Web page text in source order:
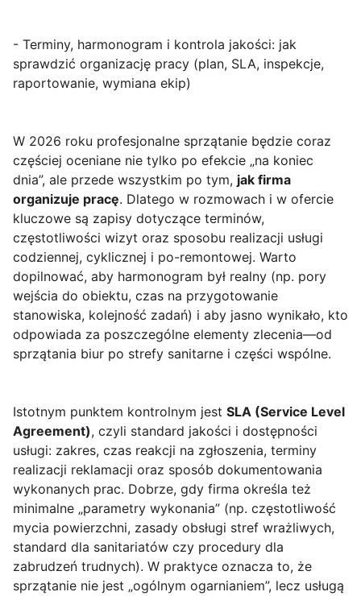
- Terminy, harmonogram i kontrola jakości: jak
sprawdzić organizację pracy (plan, SLA, inspekcje,
raportowanie, wymiana ekip)
W 2026 roku profesjonalne sprzątanie będzie coraz
częściej oceniane nie tylko po efekcie „na koniec
dnia”, ale przede wszystkim po tym, jak firma
organizuje pracę. Dlatego w rozmowach i w ofercie
kluczowe są zapisy dotyczące terminów,
częstotliwości wizyt oraz sposobu realizacji usługi
codziennej, cyklicznej i po-remontowej. Warto
dopilnować, aby harmonogram był realny (np. pory
wejścia do obiektu, czas na przygotowanie
stanowiska, kolejność zadań) i aby jasno wynikało, kto
odpowiada za poszczególne elementy zlecenia—od
sprzątania biur po strefy sanitarne i części wspólne.
Istotnym punktem kontrolnym jest SLA (Service Level
Agreement), czyli standard jakości i dostępności
usługi: zakres, czas reakcji na zgłoszenia, terminy
realizacji reklamacji oraz sposób dokumentowania
wykonanych prac. Dobrze, gdy firma określa też
minimalne „parametry wykonania” (np. częstotliwość
mycia powierzchni, zasady obsługi stref wrażliwych,
standard dla sanitariatów czy procedury dla
zabrudzeń trudnych). W praktyce oznacza to, że
sprzątanie nie jest „ogólnym ogarnianiem”, lecz usługą